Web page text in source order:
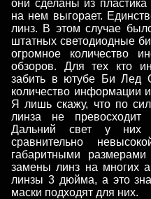
они сделаны из
на нем выгорает.
линз. В этом случае
штатных светодиодные
огромное количество
обзоров. Для тех кто
забить в ютубе Би Лед
количество информации
Я лишь скажу, что по
линза не превосходит
Дальний свет у них
сравнительно
габаритными
замены линз на многих
линзы 3 дюйма, а это
маски подходят для них.